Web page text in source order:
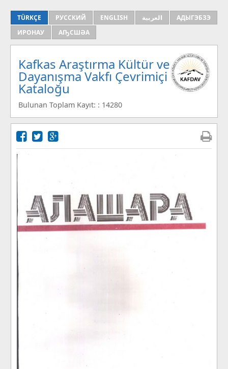
TÜRKÇE РУССКИЙ ENGLISH العربية
АДЫГЭБЗЭ
ИРОНАУ
АҦСШӘА
Kafkas Araştırma Kültür ve
Dayanışma Vakfı Çevrimiçi
Kataloğu
Bulunan Toplam Kayıt: : 14280